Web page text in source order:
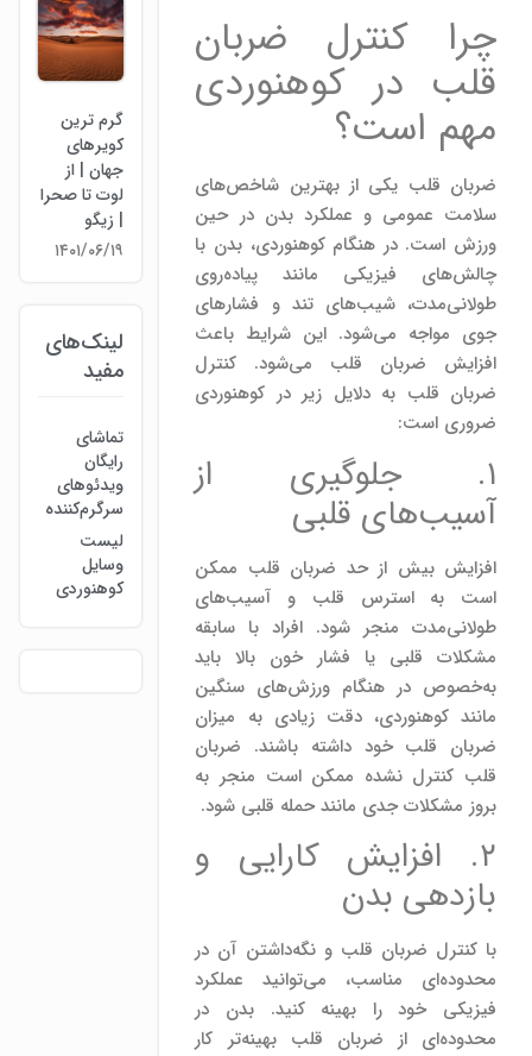
چرا کنترل ضربان
قلب در کوهنوردی
مهم است؟
ضربان قلب یکی از بهترین شاخص‌های
سلامت عمومی و عملکرد بدن در حین
ورزش است. در هنگام کوهنوردی، بدن با
چالش‌های فیزیکی مانند پیاده‌روی
طولانی‌مدت، شیب‌های تند و فشارهای
جوی مواجه می‌شود. این شرایط باعث
افزایش ضربان قلب می‌شود. کنترل
ضربان قلب به دلایل زیر در کوهنوردی
ضروری است:
۱. جلوگیری از
آسیب‌های قلبی
افزایش بیش از حد ضربان قلب ممکن
است به استرس قلب و آسیب‌های
طولانی‌مدت منجر شود. افراد با سابقه
مشکلات قلبی یا فشار خون بالا باید
به‌خصوص در هنگام ورزش‌های سنگین
مانند کوهنوردی، دقت زیادی به میزان
ضربان قلب خود داشته باشند. ضربان
قلب کنترل نشده ممکن است منجر به
بروز مشکلات جدی مانند حمله قلبی شود.
۲. افزایش کارایی و
بازدهی بدن
با کنترل ضربان قلب و نگه‌داشتن آن در
محدوده‌ای مناسب، می‌توانید عملکرد
فیزیکی خود را بهینه کنید. بدن در
محدوده‌ای از ضربان قلب بهینه‌تر کار
گرم ترین
کویرهای
جهان | از
لوت تا صحرا
| زیگو
۱۴۰۱/۰۶/۱۹
لینک‌های
مفید
تماشای
رایگان
ویدئوهای
سرگرم‌کننده
لیست
وسایل
کوهنوردی